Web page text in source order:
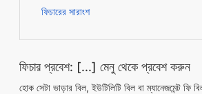
ফিচারের সারাংশ
ফিচার প্রবেশ: [...] মেনু থেকে প্রবেশ করুন
হোক সেটা ভাড়ার বিল, ইউটিলিটি বিল বা ম্যানেজমেন্ট ফি